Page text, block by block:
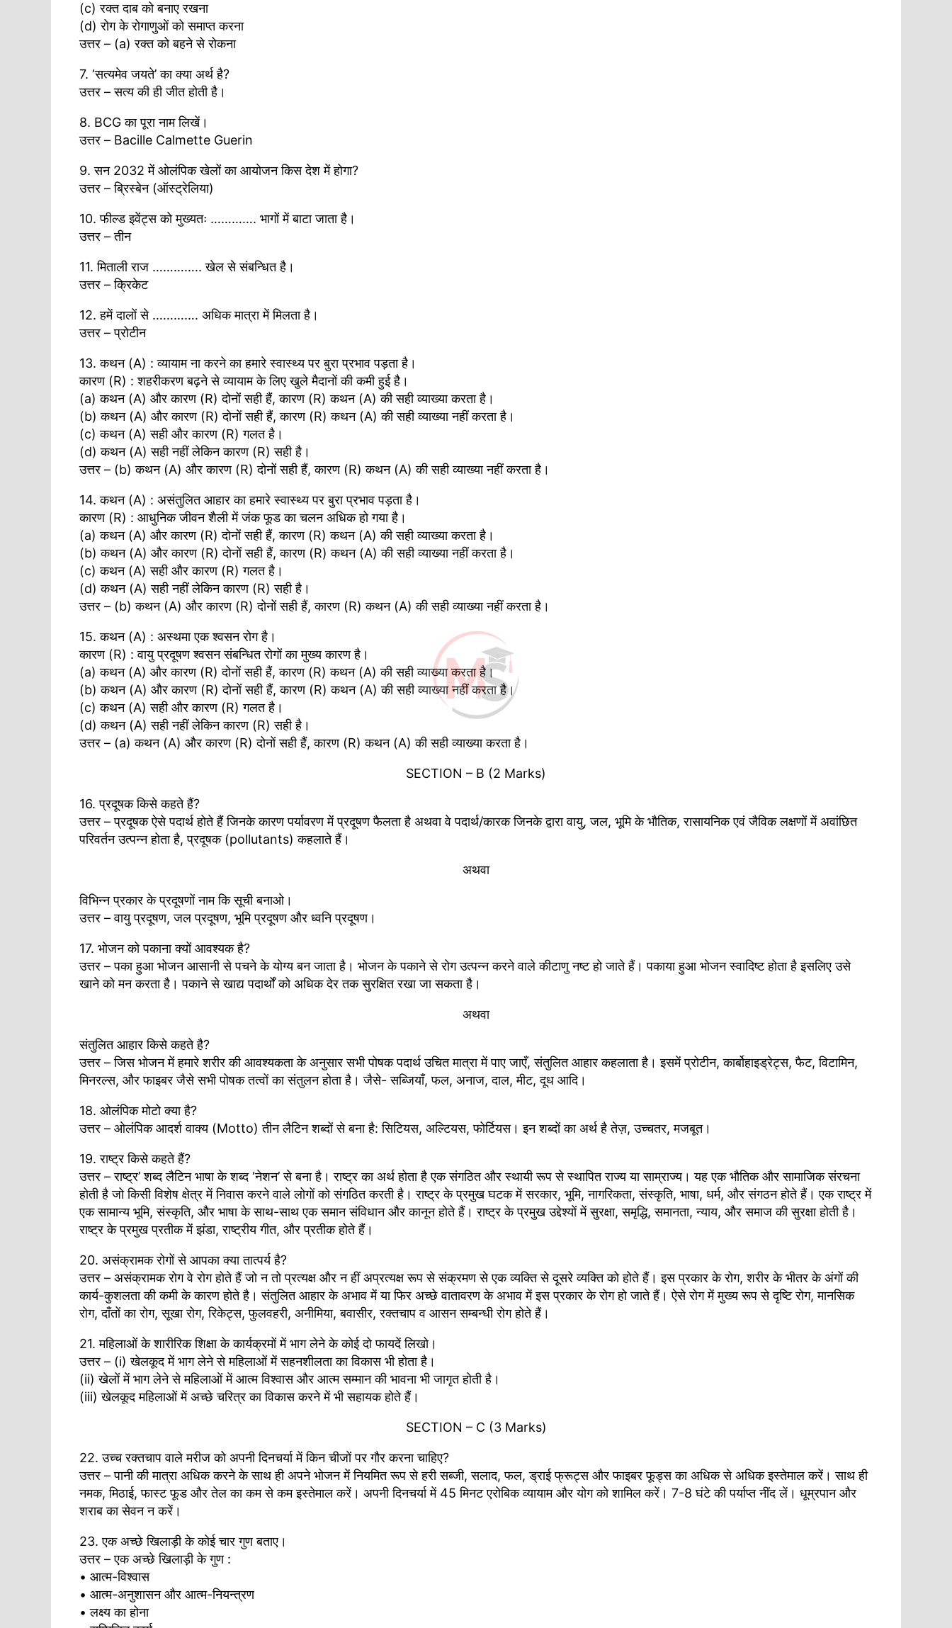
(c) रक्त दाब को बनाए रखना
(d) रोग के रोगाणुओं को समाप्त करना
उत्तर – (a) रक्त को बहने से रोकना
7. ‘सत्यमेव जयते’ का क्या अर्थ है?
उत्तर – सत्य की ही जीत होती है।
8. BCG का पूरा नाम लिखें।
उत्तर – Bacille Calmette Guerin
9. सन 2032 में ओलंपिक खेलों का आयोजन किस देश में होगा?
उत्तर – ब्रिस्बेन (ऑस्ट्रेलिया)
10. फील्ड इवेंट्स को मुख्यतः …………. भागों में बाटा जाता है।
उत्तर – तीन
11. मिताली राज ………….. खेल से संबन्धित है।
उत्तर – क्रिकेट
12. हमें दालों से …………. अधिक मात्रा में मिलता है।
उत्तर – प्रोटीन
13. कथन (A) : व्यायाम ना करने का हमारे स्वास्थ्य पर बुरा प्रभाव पड़ता है।
कारण (R) : शहरीकरण बढ़ने से व्यायाम के लिए खुले मैदानों की कमी हुई है।
(a) कथन (A) और कारण (R) दोनों सही हैं, कारण (R) कथन (A) की सही व्याख्या करता है।
(b) कथन (A) और कारण (R) दोनों सही हैं, कारण (R) कथन (A) की सही व्याख्या नहीं करता है।
(c) कथन (A) सही और कारण (R) गलत है।
(d) कथन (A) सही नहीं लेकिन कारण (R) सही है।
उत्तर – (b) कथन (A) और कारण (R) दोनों सही हैं, कारण (R) कथन (A) की सही व्याख्या नहीं करता है।
14. कथन (A) : असंतुलित आहार का हमारे स्वास्थ्य पर बुरा प्रभाव पड़ता है।
कारण (R) : आधुनिक जीवन शैली में जंक फूड का चलन अधिक हो गया है।
(a) कथन (A) और कारण (R) दोनों सही हैं, कारण (R) कथन (A) की सही व्याख्या करता है।
(b) कथन (A) और कारण (R) दोनों सही हैं, कारण (R) कथन (A) की सही व्याख्या नहीं करता है।
(c) कथन (A) सही और कारण (R) गलत है।
(d) कथन (A) सही नहीं लेकिन कारण (R) सही है।
उत्तर – (b) कथन (A) और कारण (R) दोनों सही हैं, कारण (R) कथन (A) की सही व्याख्या नहीं करता है।
15. कथन (A) : अस्थमा एक श्वसन रोग है।
कारण (R) : वायु प्रदूषण श्वसन संबन्धित रोगों का मुख्य कारण है।
(a) कथन (A) और कारण (R) दोनों सही हैं, कारण (R) कथन (A) की सही व्याख्या करता है।
(b) कथन (A) और कारण (R) दोनों सही हैं, कारण (R) कथन (A) की सही व्याख्या नहीं करता है।
(c) कथन (A) सही और कारण (R) गलत है।
(d) कथन (A) सही नहीं लेकिन कारण (R) सही है।
उत्तर – (a) कथन (A) और कारण (R) दोनों सही हैं, कारण (R) कथन (A) की सही व्याख्या करता है।
SECTION – B (2 Marks)
16. प्रदूषक किसे कहते हैं?
उत्तर – प्रदूषक ऐसे पदार्थ होते हैं जिनके कारण पर्यावरण में प्रदूषण फैलता है अथवा वे पदार्थ/कारक जिनके द्वारा वायु, जल, भूमि के भौतिक, रासायनिक एवं जैविक लक्षणों में अवांछित
परिवर्तन उत्पन्न होता है, प्रदूषक (pollutants) कहलाते हैं।
अथवा
विभिन्न प्रकार के प्रदूषणों नाम कि सूची बनाओ।
उत्तर – वायु प्रदूषण, जल प्रदूषण, भूमि प्रदूषण और ध्वनि प्रदूषण।
17. भोजन को पकाना क्यों आवश्यक है?
उत्तर – पका हुआ भोजन आसानी से पचने के योग्य बन जाता है। भोजन के पकाने से रोग उत्पन्न करने वाले कीटाणु नष्ट हो जाते हैं। पकाया हुआ भोजन स्वादिष्ट होता है इसलिए उसे
खाने को मन करता है। पकाने से खाद्य पदार्थों को अधिक देर तक सुरक्षित रखा जा सकता है।
अथवा
संतुलित आहार किसे कहते है?
उत्तर – जिस भोजन में हमारे शरीर की आवश्यकता के अनुसार सभी पोषक पदार्थ उचित मात्रा में पाए जाएँ, संतुलित आहार कहलाता है। इसमें प्रोटीन, कार्बोहाइड्रेट्स, फैट, विटामिन,
मिनरल्स, और फाइबर जैसे सभी पोषक तत्वों का संतुलन होता है। जैसे- सब्जियाँ, फल, अनाज, दाल, मीट, दूध आदि।
18. ओलंपिक मोटो क्या है?
उत्तर – ओलंपिक आदर्श वाक्य (Motto) तीन लैटिन शब्दों से बना है: सिटियस, अल्टियस, फोर्टियस। इन शब्दों का अर्थ है तेज़, उच्चतर, मजबूत।
19. राष्ट्र किसे कहते हैं?
उत्तर – राष्ट्र’ शब्द लैटिन भाषा के शब्द ‘नेशन’ से बना है। राष्ट्र का अर्थ होता है एक संगठित और स्थायी रूप से स्थापित राज्य या साम्राज्य। यह एक भौतिक और सामाजिक संरचना
होती है जो किसी विशेष क्षेत्र में निवास करने वाले लोगों को संगठित करती है। राष्ट्र के प्रमुख घटक में सरकार, भूमि, नागरिकता, संस्कृति, भाषा, धर्म, और संगठन होते हैं। एक राष्ट्र में
एक सामान्य भूमि, संस्कृति, और भाषा के साथ-साथ एक समान संविधान और कानून होते हैं। राष्ट्र के प्रमुख उद्देश्यों में सुरक्षा, समृद्धि, समानता, न्याय, और समाज की सुरक्षा होती है।
राष्ट्र के प्रमुख प्रतीक में झंडा, राष्ट्रीय गीत, और प्रतीक होते हैं।
20. असंक्रामक रोगों से आपका क्या तात्पर्य है?
उत्तर – असंक्रामक रोग वे रोग होते हैं जो न तो प्रत्यक्ष और न हीं अप्रत्यक्ष रूप से संक्रमण से एक व्यक्ति से दूसरे व्यक्ति को होते हैं। इस प्रकार के रोग, शरीर के भीतर के अंगों की
कार्य-कुशलता की कमी के कारण होते है। संतुलित आहार के अभाव में या फिर अच्छे वातावरण के अभाव में इस प्रकार के रोग हो जाते हैं। ऐसे रोग में मुख्य रूप से दृष्टि रोग, मानसिक
रोग, दाँतों का रोग, सूखा रोग, रिकेट्स, फुलवहरी, अनीमिया, बवासीर, रक्तचाप व आसन सम्बन्धी रोग होते हैं।
21. महिलाओं के शारीरिक शिक्षा के कार्यक्रमों में भाग लेने के कोई दो फायदें लिखो।
उत्तर – (i) खेलकूद में भाग लेने से महिलाओं में सहनशीलता का विकास भी होता है।
(ii) खेलों में भाग लेने से महिलाओं में आत्म विश्वास और आत्म सम्मान की भावना भी जागृत होती है।
(iii) खेलकूद महिलाओं में अच्छे चरित्र का विकास करने में भी सहायक होते हैं।
SECTION – C (3 Marks)
22. उच्च रक्तचाप वाले मरीज को अपनी दिनचर्या में किन चीजों पर गौर करना चाहिए?
उत्तर – पानी की मात्रा अधिक करने के साथ ही अपने भोजन में नियमित रूप से हरी सब्जी, सलाद, फल, ड्राई फ्रूट्स और फाइबर फूड्स का अधिक से अधिक इस्तेमाल करें। साथ ही
नमक, मिठाई, फास्ट फूड और तेल का कम से कम इस्तेमाल करें। अपनी दिनचर्या में 45 मिनट एरोबिक व्यायाम और योग को शामिल करें। 7-8 घंटे की पर्याप्त नींद लें। धूम्रपान और
शराब का सेवन न करें।
23. एक अच्छे खिलाड़ी के कोई चार गुण बताए।
उत्तर – एक अच्छे खिलाड़ी के गुण :
• आत्म-विश्वास
• आत्म-अनुशासन और आत्म-नियन्त्रण
• लक्ष्य का होना